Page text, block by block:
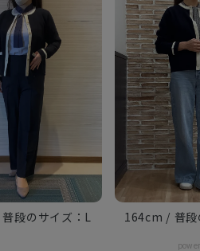
L 164cm